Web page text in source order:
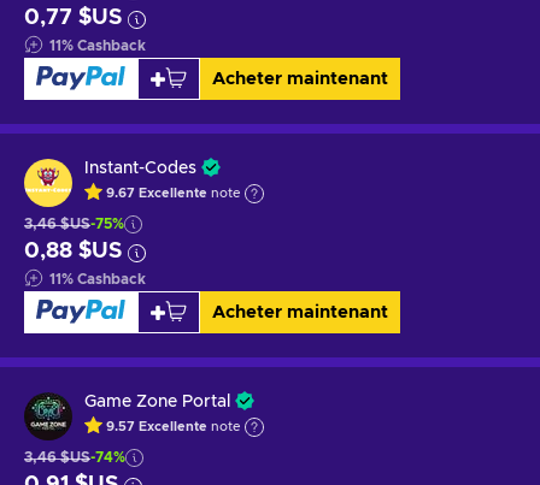
0,77 $US
11% Cashback
Acheter maintenant
Instant-Codes
9.67 Excellente note
3,46 $US-75%
0,88 $US
11% Cashback
Acheter maintenant
Game Zone Portal
9.57 Excellente note
3,46 $US-74%